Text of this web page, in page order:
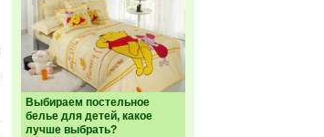
Выбираем постельное
белье для детей, какое
лучше выбрать?